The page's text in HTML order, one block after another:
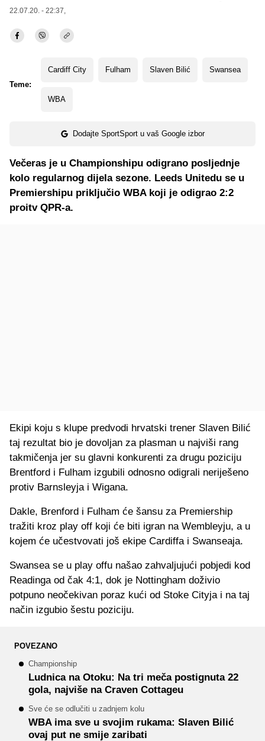
22.07.20. - 22:37,
Teme:
Cardiff City Fulham Slaven Bilić Swansea
WBA
Dodajte SportSport u vaš Google izbor
Večeras je u Championshipu odigrano posljednje
kolo regularnog dijela sezone. Leeds Unitedu se u
Premiershipu priključio WBA koji je odigrao 2:2
proitv QPR-a.
Ekipi koju s klupe predvodi hrvatski trener Slaven Bilić
taj rezultat bio je dovoljan za plasman u najviši rang
takmičenja jer su glavni konkurenti za drugu poziciju
Brentford i Fulham izgubili odnosno odigrali neriješeno
protiv Barnsleyja i Wigana.
Dakle, Brenford i Fulham će šansu za Premiership
tražiti kroz play off koji će biti igran na Wembleyju, a u
kojem će učestvovati još ekipe Cardiffa i Swanseaja.
Swansea se u play offu našao zahvaljujući pobjedi kod
Readinga od čak 4:1, dok je Nottingham doživio
potpuno neočekivan poraz kući od Stoke Cityja i na taj
način izgubio šestu poziciju.
POVEZANO
Championship
Ludnica na Otoku: Na tri meča postignuta 22
gola, najviše na Craven Cottageu
Sve će se odlučiti u zadnjem kolu
WBA ima sve u svojim rukama: Slaven Bilić
ovaj put ne smije zaribati